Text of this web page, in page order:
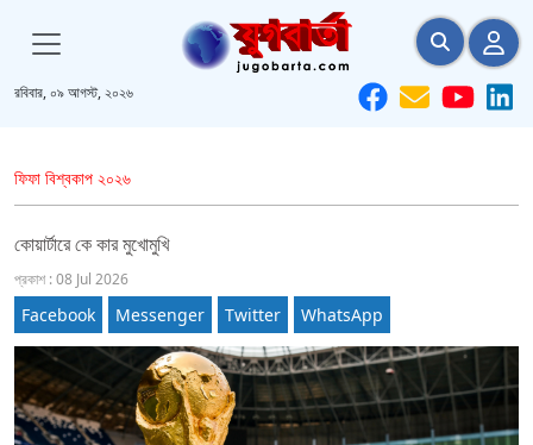
রবিবার, ০৯ আগস্ট, ২০২৬
ফিফা বিশ্বকাপ ২০২৬
কোয়ার্টারে কে কার মুখোমুখি
প্রকাশ : 08 Jul 2026
Facebook Messenger Twitter WhatsApp